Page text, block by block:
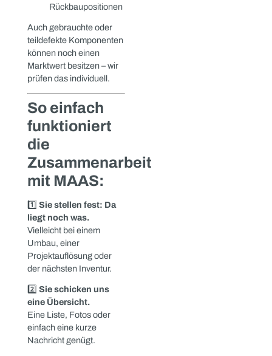
in der Praxis.
💶Kapital freisetzen,
statt Ressourcen zu
binden.
Diese
Materialien
sind
besonders
gefragt:
Steuerungen &
HMIs
Frequenzumrichter,
Netzgeräte &
Antriebstechnik
Elektromotoren,
Getriebemotoren
Pneumatik- &